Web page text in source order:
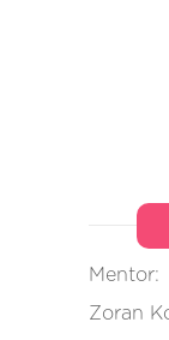
Mentor:
Zoran